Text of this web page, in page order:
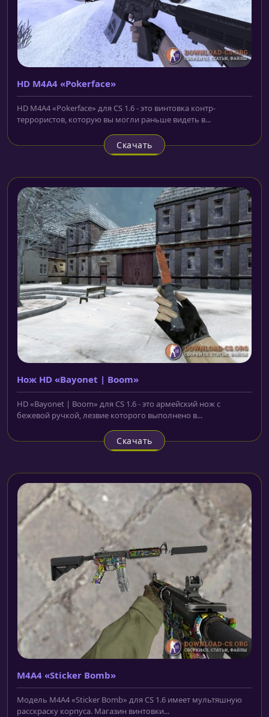
HD M4A4 «Pokerface»
HD M4A4 «Pokerface» для CS 1.6 - это винтовка контр-
террористов, которую вы могли раньше видеть в...
Скачать
Нож HD «Bayonet | Boom»
HD «Bayonet | Boom» для CS 1.6 - это армейский нож с
бежевой ручкой, лезвие которого выполнено в...
Скачать
M4A4 «Sticker Bomb»
Модель M4A4 «Sticker Bomb» для CS 1.6 имеет мультяшную
расскраску корпуса. Магазин винтовки...